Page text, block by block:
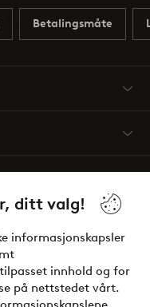
ditt valg!
informasjonskapsler
innhold og for
på nettstedet vårt.
Betalingsmåte